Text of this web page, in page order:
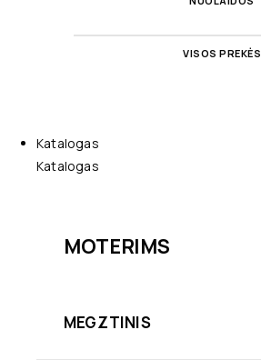
VISOS PREKĖS
Katalogas
Katalogas
MOTERIMS
MEGZTINIS